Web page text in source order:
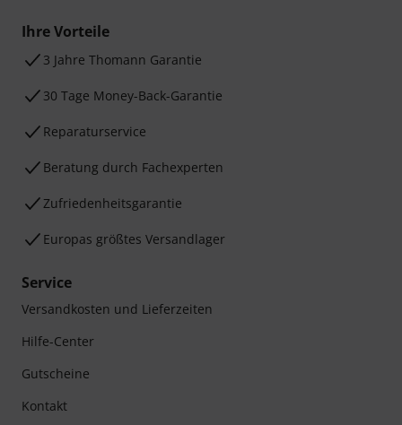
Ihre Vorteile
3 Jahre Thomann Garantie
30 Tage Money-Back-Garantie
Reparaturservice
Beratung durch Fachexperten
Zufriedenheitsgarantie
Europas größtes Versandlager
Service
Versandkosten und Lieferzeiten
Hilfe-Center
Gutscheine
Kontakt